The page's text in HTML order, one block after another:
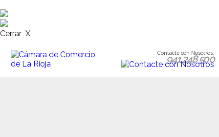
Cerrar X
Contacte con Nosotros:
941 248 500